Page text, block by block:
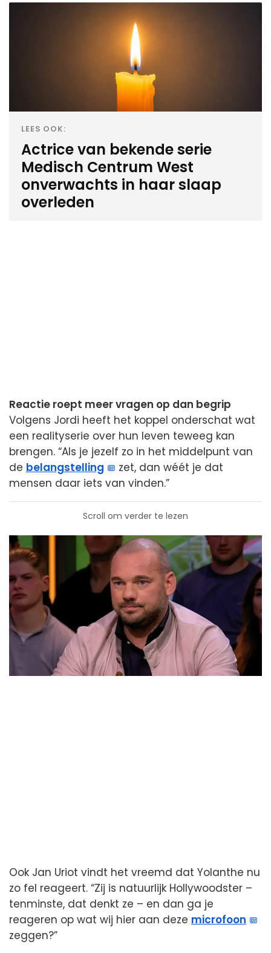
LEES OOK:
Actrice van bekende serie
Medisch Centrum West
onverwachts in haar slaap
overleden
Reactie roept meer vragen op dan begrip
Volgens Jordi heeft het koppel onderschat wat
een realityserie over hun leven teweeg kan
brengen. “Als je jezelf zo in het middelpunt van
de belangstelling
zet, dan wéét je dat
mensen daar iets van vinden.”
Scroll om verder te lezen
Ook Jan Uriot vindt het vreemd dat Yolanthe nu
zo fel reageert. “Zij is natuurlijk Hollywoodster –
tenminste, dat denkt ze – en dan ga je
reageren op wat wij hier aan deze microfoon
zeggen?”